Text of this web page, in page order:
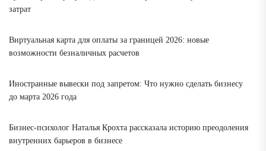
затрат
Виртуальная карта для оплаты за границей 2026: новые
возможности безналичных расчетов
Иностранные вывески под запретом: Что нужно сделать бизнесу
до марта 2026 года
Бизнес-психолог Наталья Крохта рассказала историю преодоления
внутренних барьеров в бизнесе